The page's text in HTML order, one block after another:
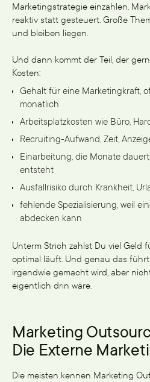
Marketingstrategie einzahlen.
reaktiv statt gesteuert. Große
und bleiben liegen.
Und dann kommt der Teil, der
Kosten:
Gehalt für eine Marketingkraft,
monatlich
Arbeitsplatzkosten wie Büro,
Recruiting-Aufwand, Zeit,
Einarbeitung, die Monate
entsteht
Ausfallrisiko durch Krankheit,
fehlende Spezialisierung, weil
abdecken kann
Unterm Strich zahlst Du viel Geld
optimal läuft. Und genau das
irgendwie gemacht wird, aber
eigentlich drin wäre.
Marketing
Die Externe
Die meisten kennen Marketing